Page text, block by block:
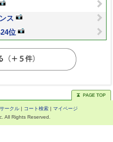
ス
位
サークル| コート検索| マイページ
All Rights Reserved.